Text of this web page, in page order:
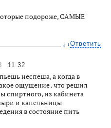
подороже, САМЫЕ
Ответить
11:32
неспеша, а когда в
ощущение . что решил
спиртного, из кабинета
и капельницы
в состояние пить